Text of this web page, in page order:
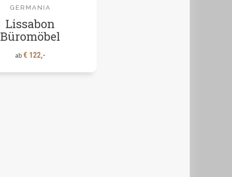
GERMANIA
Lissabon
Büromöbel
ab € 122,-